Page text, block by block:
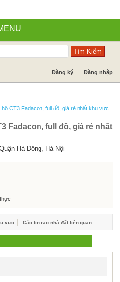
Đăng ký Đăng nhập
CT3 Fadacon, full đồ, giá rẻ nhất khu vực
Fadacon, full đồ, giá rẻ nhất
Hà Đông, Hà Nội
vực Các tin rao nhà đất liên quan